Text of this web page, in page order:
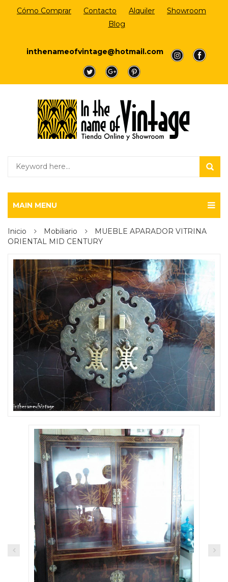
Cómo Comprar Contacto Alquiler
Showroom
Blog
inthenameofvintage@hotmail.com
a
a
a
a a
MAIN MENU
Inicio Mobiliario
MUEBLE APARADOR VITRINA
ORIENTAL MID CENTURY